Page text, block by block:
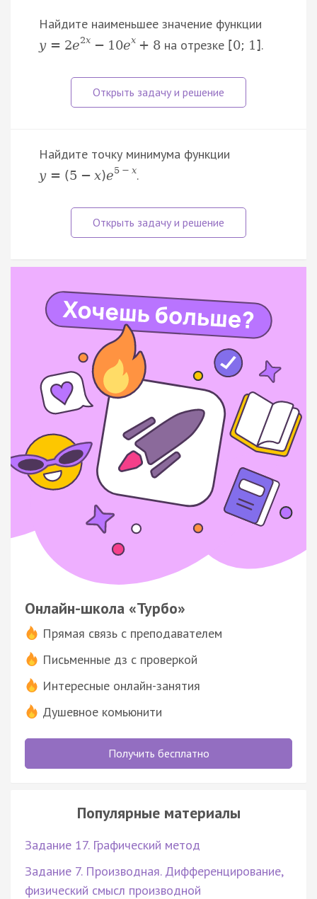
Найдите наименьшее значение функции
y = 2e2x − 10ex + 8на отрезке [0; 1 ].
Найдите точку минимума функции
y = (5 − x)e5 − x.
Онлайн-школа «Турбо»
Прямая связь с преподавателем
Письменные дз с проверкой
Интересные онлайн-занятия
Душевное комьюнити
Получить бесплатно
Популярные материалы
Задание 17. Графический метод
Задание 7. Производная. Дифференцирование,
физический смысл производной